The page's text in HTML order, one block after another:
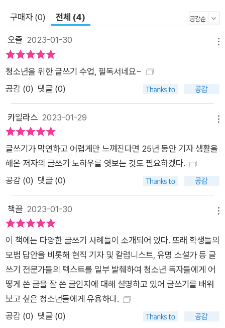
가 아기 때 처음으로 말을 배우고 끊임없는 연습을 통해 성장했던
는 학습 영역이다. 이 책은 청소년 독자들이 글쓰기에 대한 선입
관과 막연한 두려움을 깨고, 생각의 중심을 잡을 수 있도록 도와
줄 것이다. 더불어 자녀와 학생들의 글쓰기 교육과 입시 문제를
마주하는 부모와 교사들에게도 좋은 참고 도서가 되어줄 것이다.
구매자 (0) 전체 (4)
오즐 2023-01-30
청소년을 위한 글쓰기 수업, 필독서네요~
공감 (0) 댓글 (0)
카일라스 2023-01-29
글쓰기가 막연하고 어렵게만 느껴진다면 25년 동안 기자 생활을
해온 저자의 글쓰기 노하우를 엿보는 것도 필요하겠다.
공감 (0) 댓글 (0)
책끌 2023-01-30
이 책에는 다양한 글쓰기 사례들이 소개되어 있다. 또래 학생들의
모범 답안을 비롯해 현직 기자 및 칼럼니스트, 유명 소설가 등 글
쓰기 전문가들의 텍스트를 일부 발췌하여 청소년 독자들에게 어
떻게 쓴 글을 잘 쓴 글인지에 대해 설명하고 있어 글쓰기를 배워
보고 싶은 청소년들에게 유용하다.
공감 (0) 댓글 (0)